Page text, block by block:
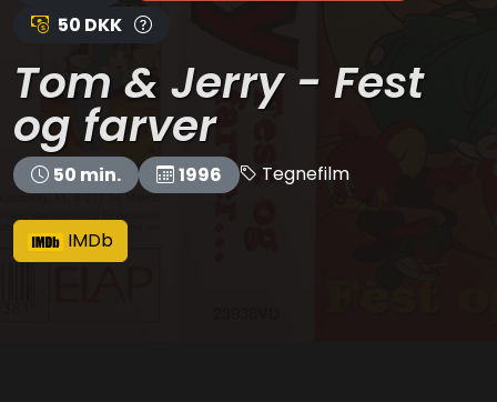
50 DKK
Tom & Jerry - Fest
og farver
50 min. 1996 Tegnefilm
IMDb